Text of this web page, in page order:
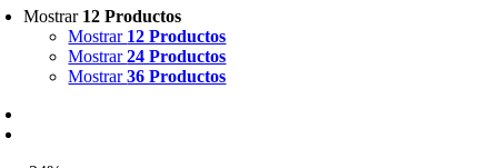
Mostrar 12 Productos
Mostrar 12 Productos
Mostrar24 Productos
Mostrar36 Productos